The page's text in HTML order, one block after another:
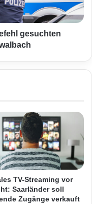
gesuchten
TV-Streaming vor
Saarländer soll
Zugänge verkauft